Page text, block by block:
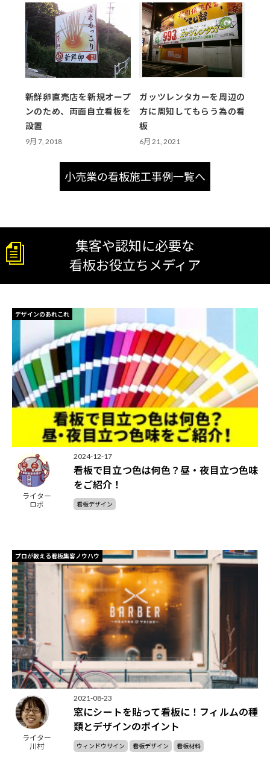
新鮮卵直売店を新規オープ
ンのため、両面自立看板を
設置
9月 7, 2018
ガッツレンタカーを周辺の
方に周知してもらう為の看
板
6月 21, 2021
小売業の看板施工事例一覧へ
集客や認知に必要な
看板お役立ちメディア
デザインのあれこれ
ライター
ロボ
2024-12-17
看板で目立つ色は何色？昼・夜目立つ色味
をご紹介！
看板デザイン
プロが教える看板集客ノウハウ
ライター
川村
2021-08-23
窓にシートを貼って看板に！フィルムの種
類とデザインのポイント
ウィンドウサイン 看板デザイン 看板材料